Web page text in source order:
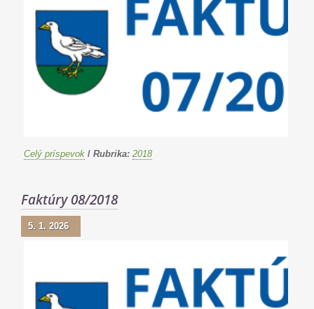
Celý príspevok / Rubrika: 2018
Faktúry 08/2018
5. 1. 2026